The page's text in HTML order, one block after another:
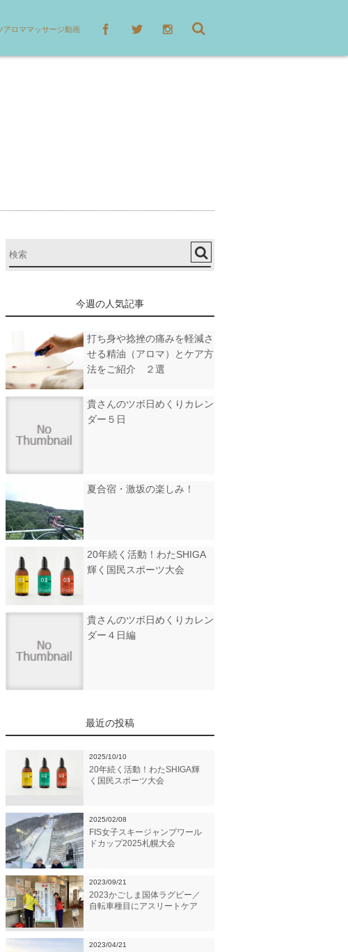
アロママッサージ動画
今週の人気記事
打ち身や捻挫の痛みを軽減さ
せる精油（アロマ）とケア方
法をご紹介 ２選
貴さんのツボ日めくりカレン
ダー５日
夏合宿・激坂の楽しみ！
20年続く活動！わたSHIGA
輝く国民スポーツ大会
貴さんのツボ日めくりカレン
ダー４日編
最近の投稿
2025/10/10
20年続く活動！わたSHIGA輝
く国民スポーツ大会
2025/02/08
FIS女子スキージャンプワール
ドカップ2025札幌大会
2023/09/21
2023かごしま国体ラグビー／
自転車種目にアスリートケア
2023/04/21